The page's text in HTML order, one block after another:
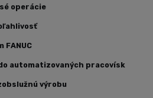
operácie
FANUC
automatizovaných pracovísk
výrobu